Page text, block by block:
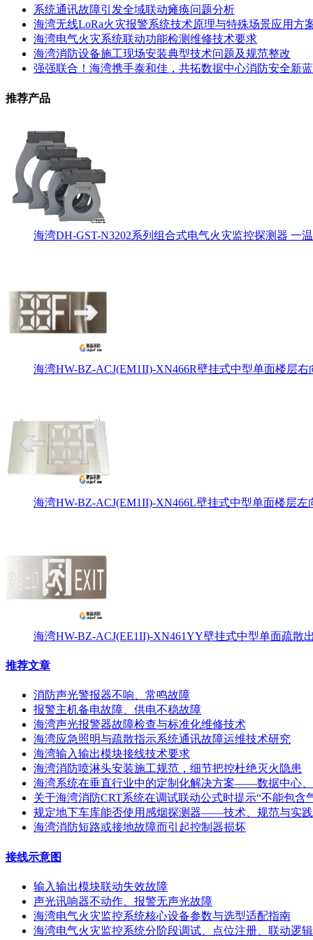
系统通讯故障引发全域联动瘫痪问题分析
海湾无线LoRa火灾报警系统技术原理与特殊场景应用方
海湾电气火灾系统联动功能检测维修技术要求
海湾消防设备施工现场安装典型技术问题及规范整改
强强联合！海湾携手泰和佳，共拓数据中心消防安全新
推荐产品
海湾DH-GST-N3202系列组合式电气火灾监控探测器 一温
海湾HW-BZ-ACJ(EM1II)-XN466R壁挂式中型单面楼层右
海湾HW-BZ-ACJ(EM1II)-XN466L壁挂式中型单面楼层左
海湾HW-BZ-ACJ(EE1II)-XN461YY壁挂式中型单面疏散
推荐文章
消防声光警报器不响、常鸣故障
报警主机备电故障、供电不稳故障
海湾声光报警器故障检查与标准化维修技术
海湾应急照明与疏散指示系统通讯故障运维技术研究
海湾输入输出模块接线技术要求
海湾消防喷淋头安装施工规范，细节把控杜绝灭火隐患
海湾系统在垂直行业中的定制化解决方案——数据中心
关于海湾消防CRT系统在调试联动公式时提示“不能包含
规定地下车库能否使用感烟探测器——技术、规范与实
海湾消防短路或接地故障而引起控制器损坏
接线示意图
输入输出模块联动失效故障
声光讯响器不动作、报警无声光故障
海湾电气火灾监控系统核心设备参数与选型适配指南
海湾电气火灾监控系统分阶段调试、点位注册、联动逻